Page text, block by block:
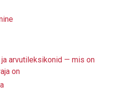
arvutileksikonid — mis on
on